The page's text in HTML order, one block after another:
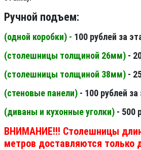
Ручной подъем:
(одной коробки) - 100 рублей за
(столешницы толщиной 26мм) -
(столешницы толщиной 38мм) -
(стеновые панели) - 100 рублей
(диваны и кухонные уголки) - 500
ВНИМАНИЕ!!! Столешницы
метров доставляются только